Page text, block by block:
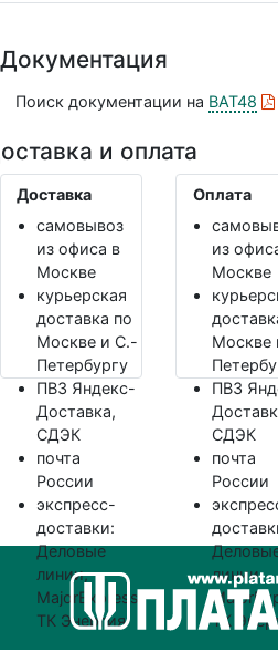
Документация
Поиск документации на BAT48
и оплата
Доставка
самовывоз
из офиса в
Москве
курьерская
доставка по
Москве и С.-
Петербургу
ПВЗ Яндекс-
Доставка,
СДЭК
почта
России
экспресс-
доставки:
Деловые
линии,
MajorExpress,
ТК Энергия
Оплата
из
Москве
Москве
ПВЗ
СДЭК
почта
России
линии,
ТК